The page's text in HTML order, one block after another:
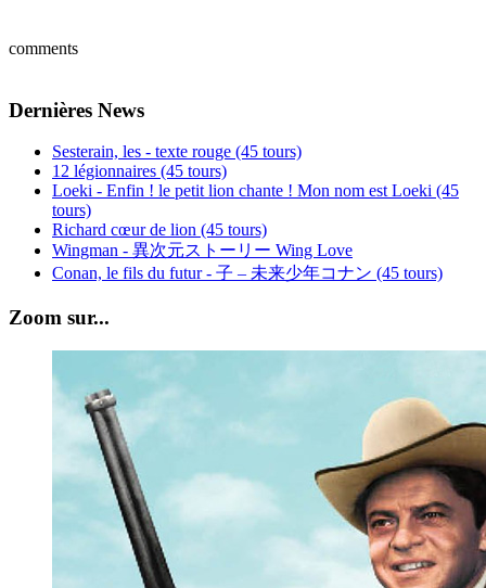
comments
Dernières News
Sesterain, les - texte rouge (45 tours)
12 légionnaires (45 tours)
Loeki - Enfin ! le petit lion chante ! Mon nom est Loeki (45
tours)
Richard cœur de lion (45 tours)
Wingman - 異次元ストーリー Wing Love
Conan, le fils du futur - 子 – 未来少年コナン (45 tours)
Zoom sur...